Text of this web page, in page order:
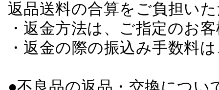
返品送料の合算をご負担い
・返金方法は、ご指定のお
・返金の際の振込み手数料